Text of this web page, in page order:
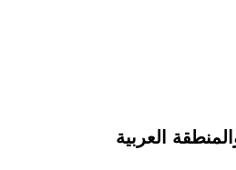
العربية